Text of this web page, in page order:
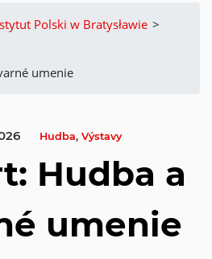
Polski w Bratysławie >
umenie
Hudba, Výstavy
Hudba a
umenie